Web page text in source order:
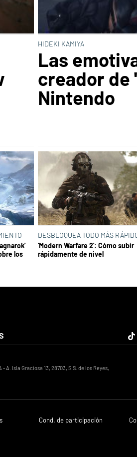
HIDEKI KAMIYA
Las
creador de
Nintendo
los
DESBLOQUEA TODO MÁS
'Modern Warfare 2': Cómo subir
rápidamente de nivel
Isla Graciosa 13, 28703, S.S. de los Reyes,
Cond. de participación